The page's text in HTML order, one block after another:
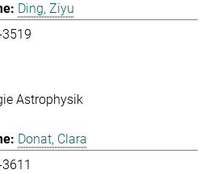
Ding, Ziyu
Astrophysik
Donat, Clara